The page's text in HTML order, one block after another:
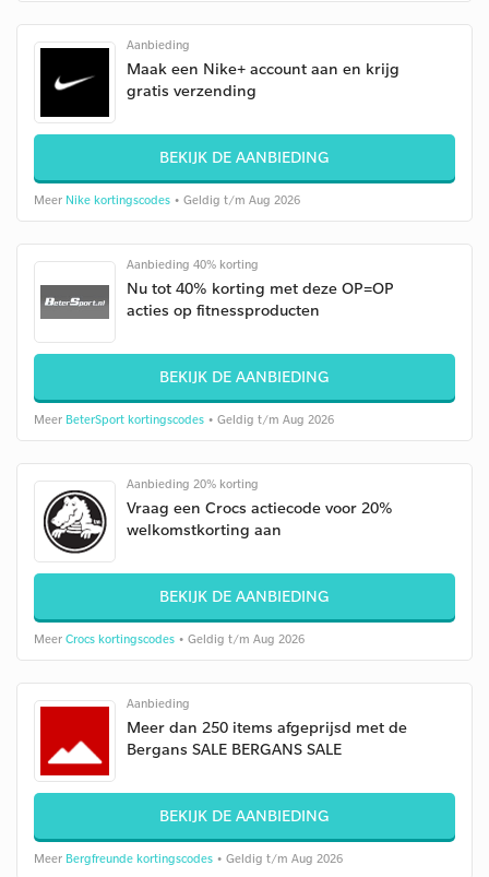
Aanbieding
Maak een Nike+ account aan en krijg
gratis verzending
BEKIJK DE AANBIEDING
Meer Nike kortingscodes • Geldig t/m Aug 2026
Aanbieding 40% korting
Nu tot 40% korting met deze OP=OP
acties op fitnessproducten
BEKIJK DE AANBIEDING
Meer BeterSport kortingscodes • Geldig t/m Aug 2026
Aanbieding 20% korting
Vraag een Crocs actiecode voor 20%
welkomstkorting aan
BEKIJK DE AANBIEDING
Meer Crocs kortingscodes • Geldig t/m Aug 2026
Aanbieding
Meer dan 250 items afgeprijsd met de
Bergans SALE BERGANS SALE
BEKIJK DE AANBIEDING
Meer Bergfreunde kortingscodes • Geldig t/m Aug 2026